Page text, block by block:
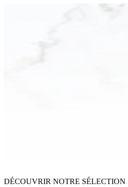
DÉCOUVRIR NOTRE SÉLECTION